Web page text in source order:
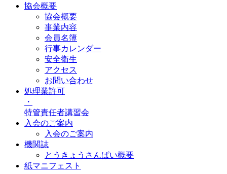
協会概要
協会概要
事業内容
会員名簿
行事カレンダー
安全衛生
アクセス
お問い合わせ
処理業許可
・
特管責任者講習会
入会のご案内
入会のご案内
機関誌
とうきょうさんぱい概要
紙マニフェスト